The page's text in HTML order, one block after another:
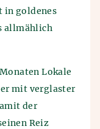
in goldenes
allmählich
Lokale
mit verglaster
der
Reiz